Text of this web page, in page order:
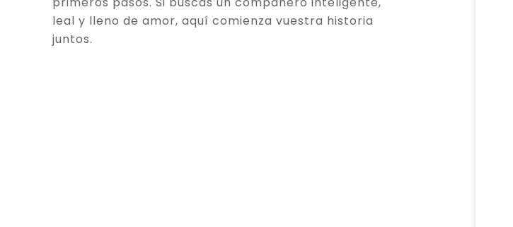
leal y lleno de amor, aquí comienza vuestra historia
juntos.